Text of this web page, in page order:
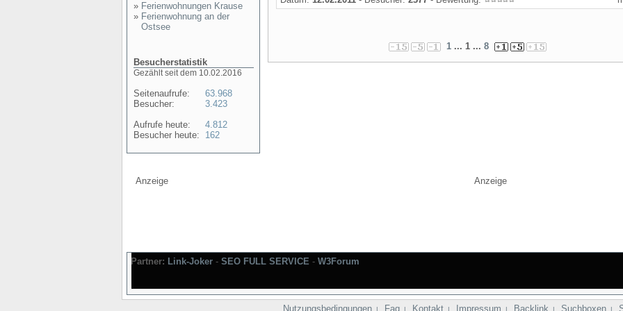
» Ferienwohnungen Krause
» Ferienwohnung an der
Ostsee
Besucherstatistik
Gezählt seit dem 10.02.2016
Seitenaufrufe:
Besucher:
Aufrufe heute:
Besucher heute:
63.968
3.423
4.812
162
1... 1 ... 8
Anzeige Anzeige
Partner: Link-Joker - SEO FULL SERVICE - W3Forum
Nutzungsbedingungen | Faq | Kontakt | Impressum | Backlink | Suchboxen |